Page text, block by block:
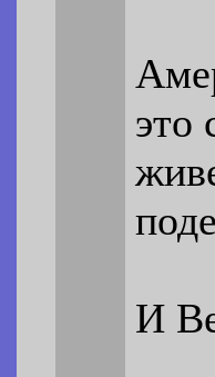
это
И